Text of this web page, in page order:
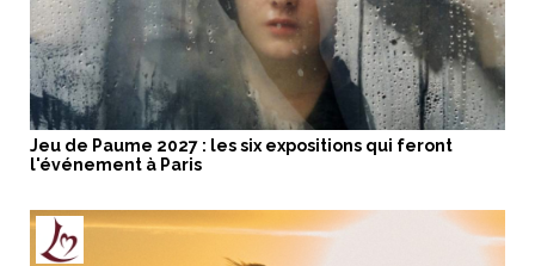
Jeu de Paume 2027 : les six expositions qui feront
l'événement à Paris